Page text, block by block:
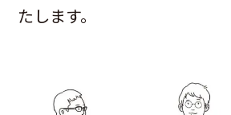
たします。